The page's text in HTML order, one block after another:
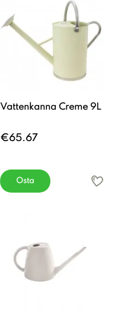
Vattenkanna Creme 9L
€65.67
Osta